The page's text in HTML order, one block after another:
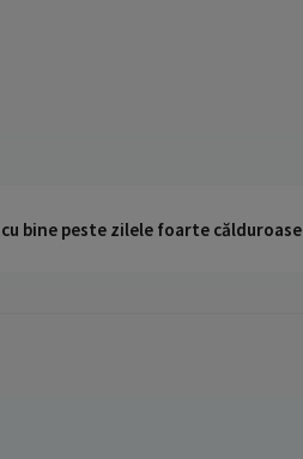
bine peste zilele foarte călduroase